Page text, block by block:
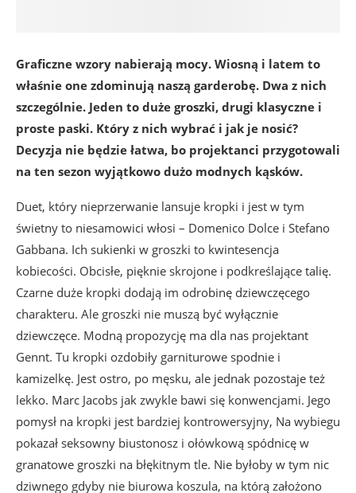
Graficzne wzory nabierają mocy. Wiosną i latem to
właśnie one zdominują naszą garderobę. Dwa z nich
szczególnie. Jeden to duże groszki, drugi klasyczne i
proste paski. Który z nich wybrać i jak je nosić?
Decyzja nie będzie łatwa, bo projektanci przygotowali
na ten sezon wyjątkowo dużo modnych kąsków.
Duet, który nieprzerwanie lansuje kropki i jest w tym
świetny to niesamowici włosi – Domenico Dolce i Stefano
Gabbana. Ich sukienki w groszki to kwintesencja
kobiecości. Obcisłe, pięknie skrojone i podkreślające talię.
Czarne duże kropki dodają im odrobinę dziewczęcego
charakteru. Ale groszki nie muszą być wyłącznie
dziewczęce. Modną propozycję ma dla nas projektant
Gennt. Tu kropki ozdobiły garniturowe spodnie i
kamizelkę. Jest ostro, po męsku, ale jednak pozostaje też
lekko. Marc Jacobs jak zwykle bawi się konwencjami. Jego
pomysł na kropki jest bardziej kontrowersyjny, Na wybiegu
pokazał seksowny biustonosz i ołówkową spódnicę w
granatowe groszki na błękitnym tle. Nie byłoby w tym nic
dziwnego gdyby nie biurowa koszula, na którą założono